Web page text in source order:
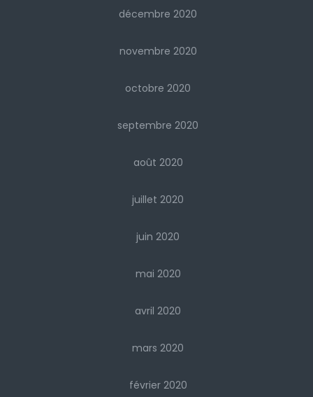
décembre 2020
novembre 2020
octobre 2020
septembre 2020
août 2020
juillet 2020
juin 2020
mai 2020
avril 2020
mars 2020
février 2020